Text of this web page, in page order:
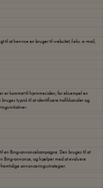
til at henvise en bruger til websitet, f.eks. e-mail,
er kommet til hjemmesiden, for eksempel en
typisk til at identificere trafikkanaler og
en Bing-annoncekampagne. Den bruges til at
Bing-annonce, og hjælper med at evaluere
annonceringsstrategier.